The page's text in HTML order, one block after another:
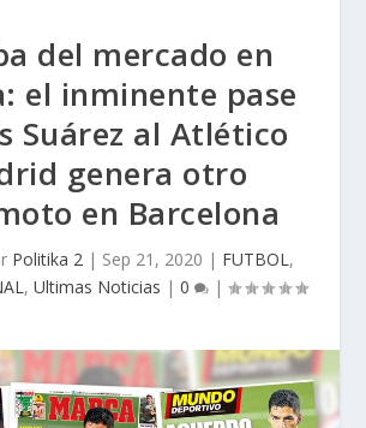
del mercado en
el inminente pase
Suárez al Atlético
genera otro
en Barcelona
Politika 2 | Sep 21, 2020 | FUTBOL,
, Ultimas Noticias | 0 |